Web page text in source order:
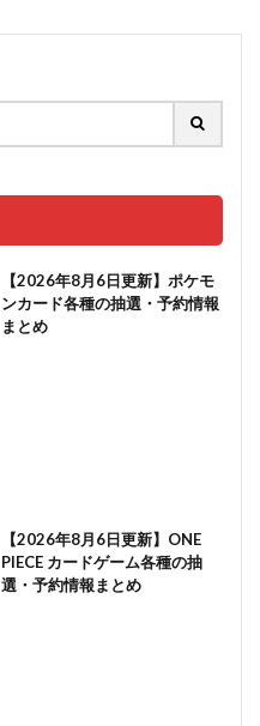
【2026年8月6日更新】ポケモ
ンカード各種の抽選・予約情報
まとめ
【2026年8月6日更新】ONE
PIECE カードゲーム各種の抽
選・予約情報まとめ